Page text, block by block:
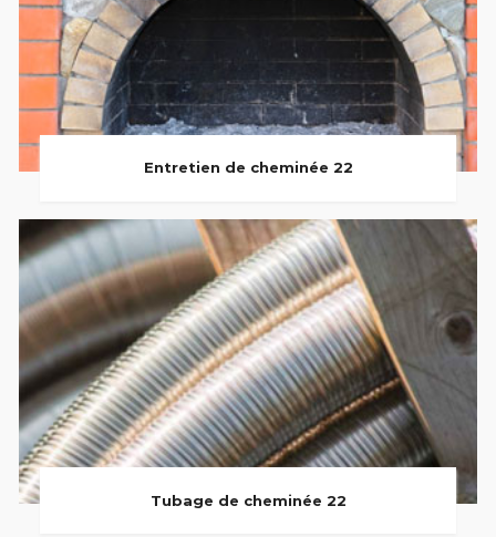
Entretien de cheminée 22
Tubage de cheminée 22